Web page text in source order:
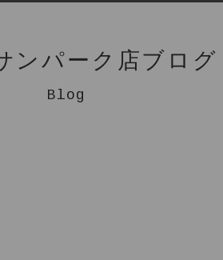
ンパーク店ブログ
Blog